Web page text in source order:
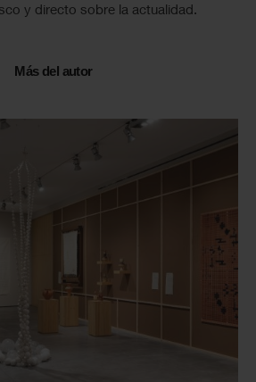
y directo sobre la actualidad.
Más del autor